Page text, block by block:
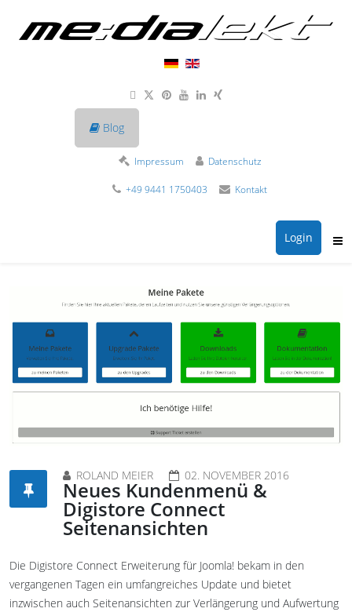
Blog
Impressum Datenschutz
+49 9441 1750403 Kontakt
Login
ROLAND MEIER 02. NOVEMBER 2016
Neues Kundenmenü &
Digistore Connect
Seitenansichten
Die Digistore Connect Erweiterung für Joomla! bekam in den
vergangenen Tagen ein umfangreiches Update und bietet
inzwischen auch Seitenansichten zur Verlängerung und Aufwertung